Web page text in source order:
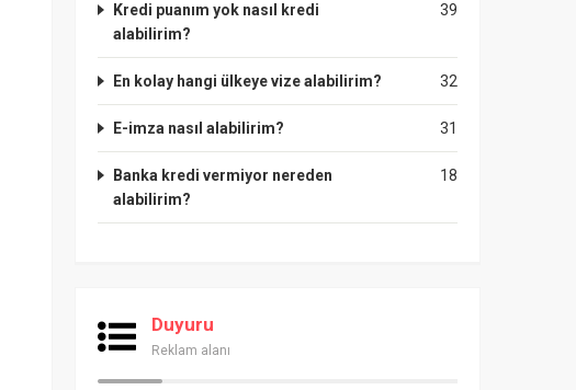
39
Kredi puanım yok nasıl kredi
alabilirim?
32
En kolay hangi ülkeye vize alabilirim?
31
E-imza nasıl alabilirim?
18
Banka kredi vermiyor nereden
alabilirim?
Duyuru
Reklam alanı